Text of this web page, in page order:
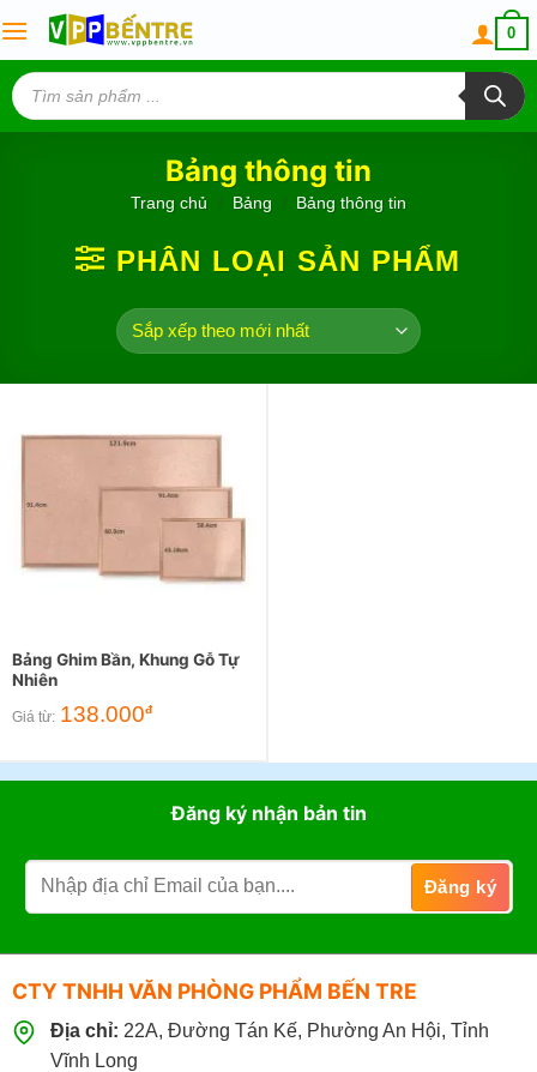
to
content
0
Tìm
kiếm
sản
phẩm
Bảng thông tin
Trang chủ Bảng Bảng thông tin
PHÂN LOẠI SẢN PHẨM
Bảng Ghim Bần, Khung Gỗ Tự
Nhiên
Giá từ: 138.000đ
Đăng ký nhận bản tin
CTY TNHH VĂN PHÒNG PHẨM BẾN TRE
Địa chỉ: 22A, Đường Tán Kế, Phường An Hội, Tỉnh
Vĩnh Long